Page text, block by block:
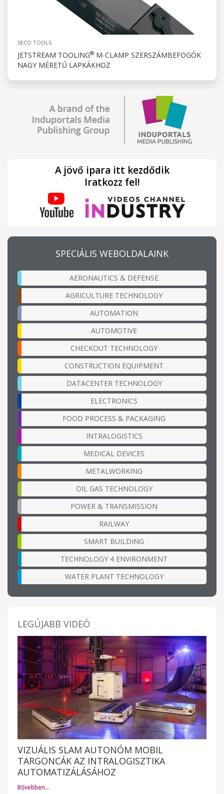
SECO TOOLS
JETSTREAM TOOLING® M-CLAMP SZERSZÁMBEFOGÓK
NAGY MÉRETŰ LAPKÁKHOZ
A jövő ipara itt kezdődik
Iratkozz fel!
SPECIÁLIS WEBOLDALAINK
AERONAUTICS & DEFENSE
AGRICULTURE TECHNOLOGY
AUTOMATION
AUTOMOTIVE
CHECKOUT TECHNOLOGY
CONSTRUCTION EQUIPMENT
DATACENTER TECHNOLOGY
ELECTRONICS
FOOD PROCESS & PACKAGING
INTRALOGISTICS
MEDICAL DEVICES
METALWORKING
OIL GAS TECHNOLOGY
POWER & TRANSMISSION
RAILWAY
SMART BUILDING
TECHNOLOGY 4 ENVIRONMENT
WATER PLANT TECHNOLOGY
LEGÚJABB VIDEÓ
VIZUÁLIS SLAM AUTONÓM MOBIL
TARGONCÁK AZ INTRALOGISZTIKA
AUTOMATIZÁLÁSÁHOZ
Bővebben…